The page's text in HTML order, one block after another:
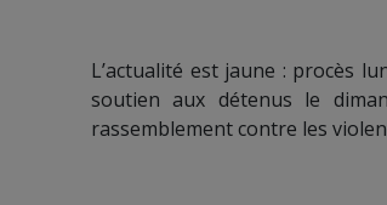
L’actualité est jaune : procès
soutien aux détenus le
rassemblement contre les